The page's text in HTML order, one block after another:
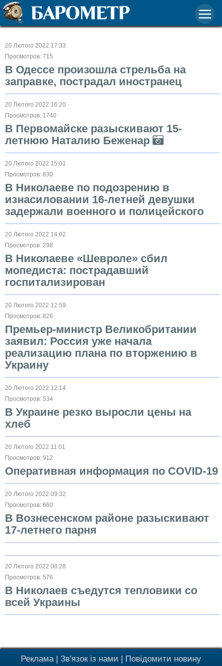
20 Лютого 2022 17:33
Просмотров: 715
В Одессе произошла стрельба на
заправке, пострадал иностранец
20 Лютого 2022 16:20
Просмотров: 1740
В Первомайске разыскивают 15-
летнюю Наталию Беженар
20 Лютого 2022 15:01
Просмотров: 830
В Николаеве по подозрению в
изнасиловании 16-летней девушки
задержали военного и полицейского
20 Лютого 2022 14:02
Просмотров: 298
В Николаеве «Шевроле» сбил
мопедиста: пострадавший
госпитализирован
20 Лютого 2022 12:59
Просмотров: 826
Премьер-министр Великобритании
заявил: Россия уже начала
реализацию плана по вторжению в
Украину
20 Лютого 2022 12:14
Просмотров: 534
В Украине резко выросли цены на
хлеб
20 Лютого 2022 11:01
Просмотров: 912
Оперативная информация по COVID-19
20 Лютого 2022 09:32
Просмотров: 660
В Вознесенском районе разыскивают
17-летнего парня
20 Лютого 2022 08:28
Просмотров: 576
В Николаев съедутся тепловики со
всей Украины
Реклама| Зв'язок із нами | Повідомити новину